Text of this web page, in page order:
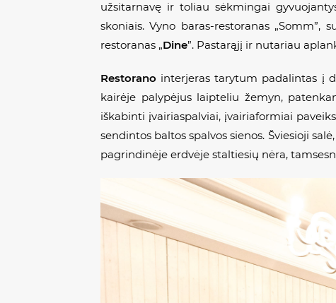
užsitarnavę ir toliau sėkmingai
skoniais. Vyno baras-restoranas „Somm”,
restoranas „Dine”. Pastarąjį ir nutariau
Restorano interjeras tarytum padalintas į
kairėje palypėjus laipteliu žemyn,
iškabinti įvairiaspalviai, įvairiaformiai
sendintos baltos spalvos sienos. Šviesioji
pagrindinėje erdvėje staltiesių nėra,